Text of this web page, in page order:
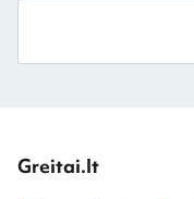
Greitai.lt